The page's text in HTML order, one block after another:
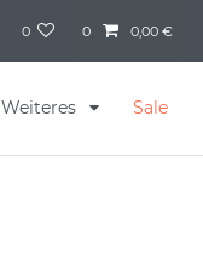
0 0 0,00 €
Weiteres Sale